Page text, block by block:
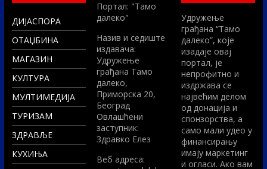
ДИЈАСПОРА
ОТАЏБИНА
МАГАЗИН
КУЛТУРА
МУЛТИМЕДИЈА
ТУРИЗАМ
ЗДРАВЉЕ
КУХИЊА
Портал: "Тамо
далеко"
Назив и седиште
издавача:
Удружење
грађана Тамо
далеко,
Приморска 20,
Београд
Овлашћени
заступник:
Здравко Елез
Вeб адреса:
Удружење
грађана “Тамо
далеко”, које
изадаје овај
портал, је
непрофитно и
издржава се
највећим делом
од донација и
спонзорства, а
само мали удео у
финансирању
имају маркетинг
и огласи. Ако вам